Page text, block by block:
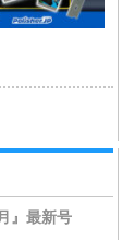
』最新号